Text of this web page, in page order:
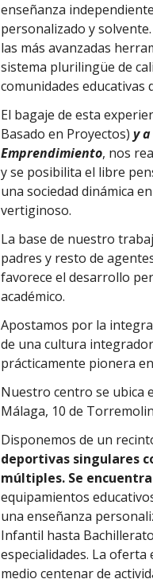
enseñanza
personalizado y
las más avanzadas
sistema plurilingüe de
comunidades educativas
El bagaje de esta
Basado en Proyectos) y
Emprendimiento, nos
y se posibilita el libre
una sociedad dinámica
vertiginoso.
La base de nuestro
padres y resto de
favorece el desarrollo
académico.
Apostamos por la
de una cultura
prácticamente pionera
Nuestro centro se ubica
Málaga, 10 de
Disponemos de un
deportivas singulares
múltiples. Se encuentra
equipamientos
una enseñanza
Infantil hasta
especialidades. La oferta
medio centenar de